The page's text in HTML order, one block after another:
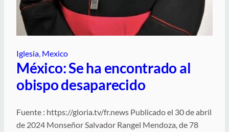
Iglesia, Mexico
México: Se ha encontrado al
obispo desaparecido
Fuente : https://gloria.tv/fr.news Publicado el 30 de abril
de 2024 Monseñor Salvador Rangel Mendoza, de 78